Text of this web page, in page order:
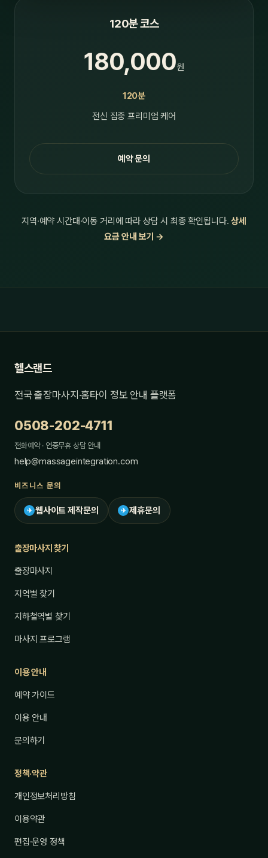
120분 코스
180,000원
120분
전신 집중 프리미엄 케어
예약 문의
지역·예약 시간대·이동 거리에 따라 상담 시 최종 확인됩니다.상세
요금 안내 보기 →
헬스랜드
전국 출장마사지·홈타이 정보 안내 플랫폼
0508-202-4711
전화예약 · 연중무휴 상담 안내
help@massageintegration.com
비즈니스 문의
✈ 웹사이트 제작문의 ✈ 제휴문의
출장마사지 찾기
출장마사지
지역별 찾기
지하철역별 찾기
마사지 프로그램
이용 안내
예약 가이드
이용 안내
문의하기
정책·약관
개인정보처리방침
이용약관
편집·운영 정책